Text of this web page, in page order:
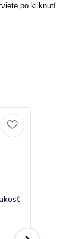
po kliknutí